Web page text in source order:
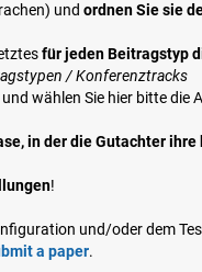
und ordnen Sie sie
für jeden Beitragstyp
/ Konferenztracks
wählen Sie hier bitte die
in der die Gutachter
!
und/oder dem
a paper.